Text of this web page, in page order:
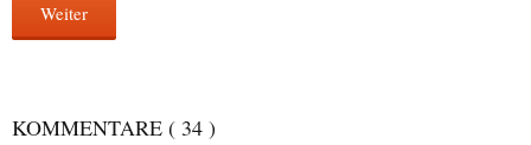
Weiter
KOMMENTARE ( 34 )